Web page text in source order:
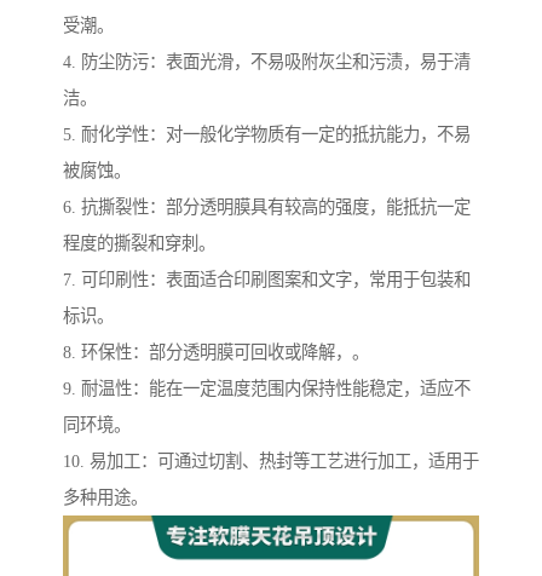
受潮。
4. 防尘防污：表面光滑，不易吸附灰尘和污渍，易于清
洁。
5. 耐化学性：对一般化学物质有一定的抵抗能力，不易
被腐蚀。
6. 抗撕裂性：部分透明膜具有较高的强度，能抵抗一定
程度的撕裂和穿刺。
7. 可印刷性：表面适合印刷图案和文字，常用于包装和
标识。
8. 环保性：部分透明膜可回收或降解，。
9. 耐温性：能在一定温度范围内保持性能稳定，适应不
同环境。
10. 易加工：可通过切割、热封等工艺进行加工，适用于
多种用途。